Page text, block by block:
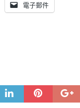
電子郵件